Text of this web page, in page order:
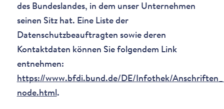
des Bundeslandes, in dem unser Unternehmen
seinen Sitz hat. Eine Liste der
Datenschutzbeauftragten sowie deren
Kontaktdaten können Sie folgendem Link
entnehmen:
https://www.bfdi.bund.de/DE/Infothek/
node.html.